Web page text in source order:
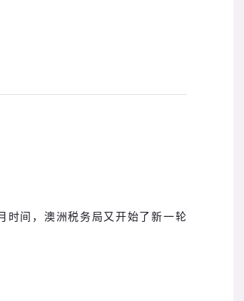
时间，澳洲税务局又开始了新一轮